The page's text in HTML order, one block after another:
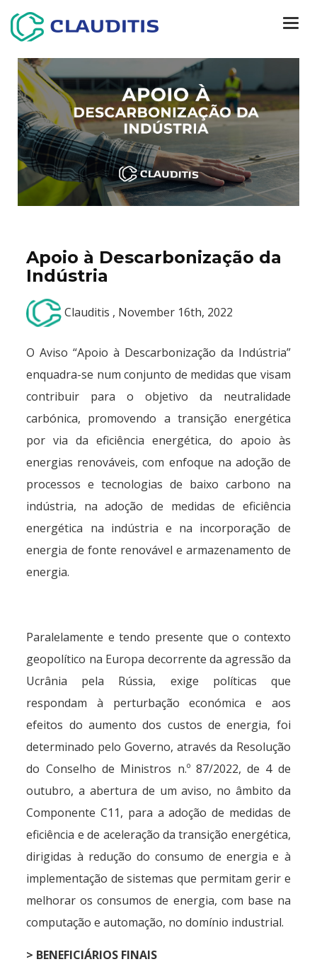
Apoio à Descarbonização da
Indústria
Clauditis , November 16th, 2022
O Aviso “Apoio à Descarbonização da Indústria”
enquadra-se num conjunto de medidas que visam
contribuir para o objetivo da neutralidade
carbónica, promovendo a transição energética
por via da eficiência energética, do apoio às
energias renováveis, com enfoque na adoção de
processos e tecnologias de baixo carbono na
indústria, na adoção de medidas de eficiência
energética na indústria e na incorporação de
energia de fonte renovável e armazenamento de
energia.
Paralelamente e tendo presente que o contexto
geopolítico na Europa decorrente da agressão da
Ucrânia pela Rússia, exige políticas que
respondam à perturbação económica e aos
efeitos do aumento dos custos de energia, foi
determinado pelo Governo, através da Resolução
do Conselho de Ministros n.º 87/2022, de 4 de
outubro, a abertura de um aviso, no âmbito da
Componente C11, para a adoção de medidas de
eficiência e de aceleração da transição energética,
dirigidas à redução do consumo de energia e à
implementação de sistemas que permitam gerir e
melhorar os consumos de energia, com base na
computação e automação, no domínio industrial.
> BENEFICIÁRIOS FINAIS